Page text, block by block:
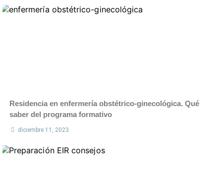
Residencia en enfermería obstétrico-ginecológica. Qué
saber del programa formativo
diciembre 11, 2023